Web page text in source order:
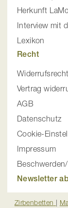
Herkunft
Interview mit
Lexikon
Recht
Widerrufsrecht
Vertrag
AGB
Datenschutz
Cookie-
Impressum
Newsletter
Zirbenbetten |